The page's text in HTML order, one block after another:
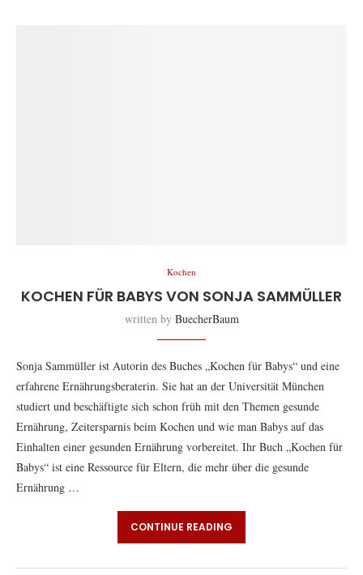
Kochen
KOCHEN FÜR BABYS VON SONJA SAMMÜLLER
written by BuecherBaum
Sonja Sammüller ist Autorin des Buches „Kochen für Babys“ und eine
erfahrene Ernährungsberaterin. Sie hat an der Universität München
studiert und beschäftigte sich schon früh mit den Themen gesunde
Ernährung, Zeitersparnis beim Kochen und wie man Babys auf das
Einhalten einer gesunden Ernährung vorbereitet. Ihr Buch „Kochen für
Babys“ ist eine Ressource für Eltern, die mehr über die gesunde
Ernährung …
CONTINUE READING